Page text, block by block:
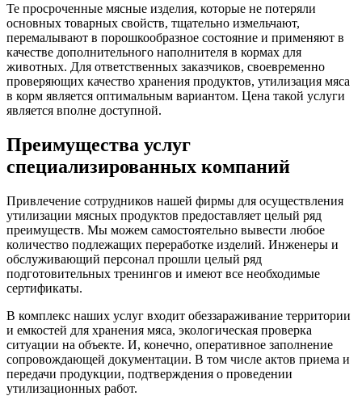
Те просроченные мясные изделия, которые не потеряли
основных товарных свойств, тщательно измельчают,
перемалывают в порошкообразное состояние и применяют в
качестве дополнительного наполнителя в кормах для
животных. Для ответственных заказчиков, своевременно
проверяющих качество хранения продуктов, утилизация мяса
в корм является оптимальным вариантом. Цена такой услуги
является вполне доступной.
Преимущества услуг
специализированных компаний
Привлечение сотрудников нашей фирмы для осуществления
утилизации мясных продуктов предоставляет целый ряд
преимуществ. Мы можем самостоятельно вывести любое
количество подлежащих переработке изделий. Инженеры и
обслуживающий персонал прошли целый ряд
подготовительных тренингов и имеют все необходимые
сертификаты.
В комплекс наших услуг входит обеззараживание территории
и емкостей для хранения мяса, экологическая проверка
ситуации на объекте. И, конечно, оперативное заполнение
сопровождающей документации. В том числе актов приема и
передачи продукции, подтверждения о проведении
утилизационных работ.